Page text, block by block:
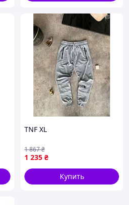
TNF XL
1 235 ₴
1 867₴
Купить